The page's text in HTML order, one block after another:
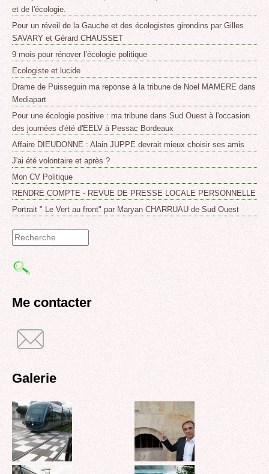
et de l'écologie.
Pour un réveil de la Gauche et des écologistes girondins par Gilles
SAVARY et Gérard CHAUSSET
9 mois pour rénover l’écologie politique
Ecologiste et lucide
Drame de Puisseguin ma reponse á la tribune de Noel MAMERE dans
Mediapart
Pour une écologie positive : ma tribune dans Sud Ouest à l'occasion
des journées d'été d'EELV à Pessac Bordeaux
Affaire DIEUDONNE : Alain JUPPE devrait mieux choisir ses amis
J'ai été volontaire et après ?
Mon CV Politique
RENDRE COMPTE - REVUE DE PRESSE LOCALE PERSONNELLE
Portrait " Le Vert au front" par Maryan CHARRUAU de Sud Ouest
de
recherche
Me contacter
Galerie